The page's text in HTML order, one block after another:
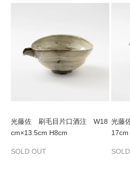
光藤佐 刷毛目片口酒注 W18
cm×13.5cm H8cm
SOLD OUT
光藤
17cm